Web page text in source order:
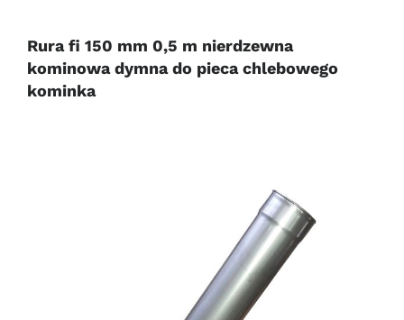
Rura fi 150 mm 0,5 m nierdzewna
kominowa dymna do pieca chlebowego
kominka